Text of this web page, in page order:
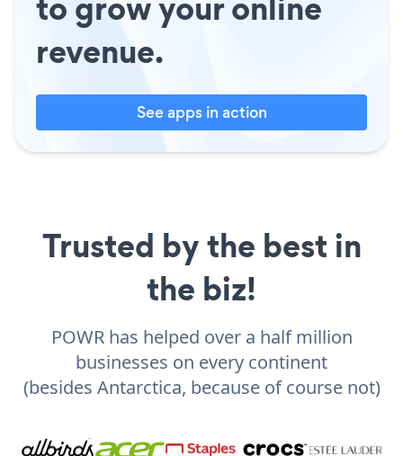
revenue.
See apps in action
Trusted by the best in
the biz!
POWR has helped over a half million
businesses on every continent
(besides Antarctica, because of course not)